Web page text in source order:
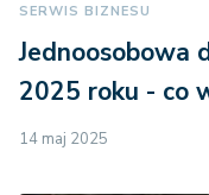
SERWIS BIZNESU
Jednoosobowa
2025 roku - co
14 maj 2025